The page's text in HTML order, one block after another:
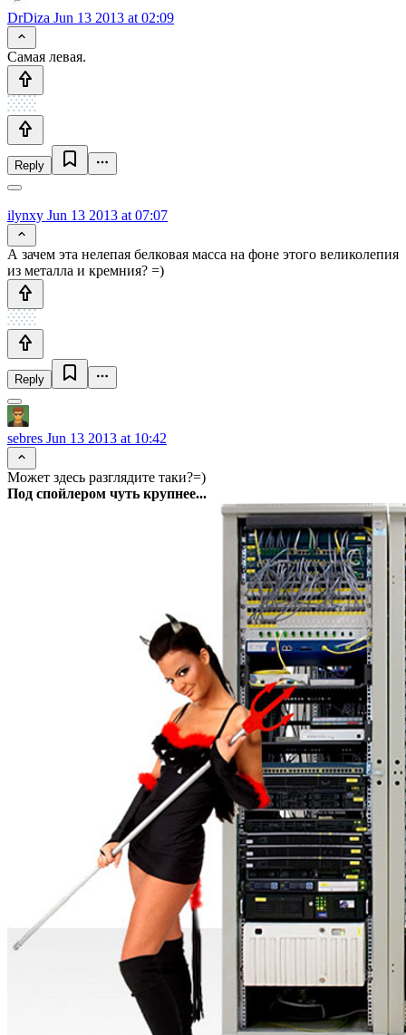
DrDiza Jun 13 2013 at 02:09
Самая левая.
Reply
ilynxy Jun 13 2013 at 07:07
А зачем эта нелепая белковая масса на фоне этого великолепия
из металла и кремния? =)
Reply
sebres Jun 13 2013 at 10:42
Может здесь разглядите таки?=)
Под спойлером чуть крупнее...